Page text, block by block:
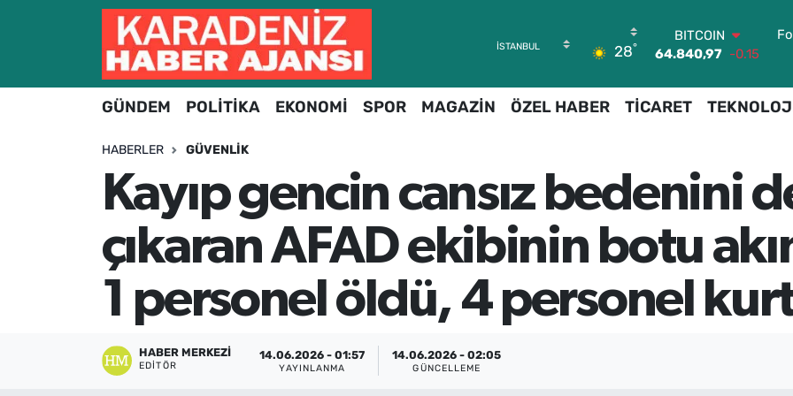
28°
64.840,97
-0.15
DOLAR
EURO
55,2510 0.32
6660.55 0
BİST100
GÜNDEM POLİTİKA EKONOMİ SPOR MAGAZİN ÖZEL HABER TİCARET
HABERLER GÜVENLIK
Kayıp gencin cansız bedenini
çıkaran AFAD ekibinin botu
1 personel öldü, 4 personel
HABER MERKEZI
EDITÖR
14.06.2026 - 01:57
YAYINLANMA
14.06.2026 - 02:05
GÜNCELLEME
Hava Durumu
Trafik Durumu
Süper Lig Puan Durumu ve Fikstür
Tüm Manşetler
Son Dakika Haberleri
Haber Arşivi